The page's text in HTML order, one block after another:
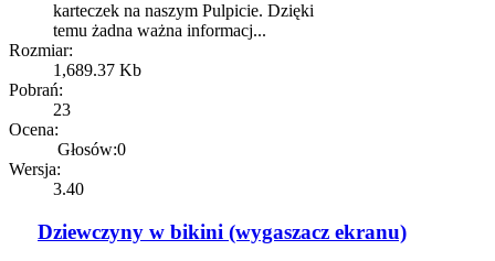
karteczek na naszym Pulpicie. Dzięki
temu żadna ważna informacj...
Rozmiar:
1,689.37 Kb
Pobrań:
23
Ocena:
Głosów:0
Wersja:
3.40
Dziewczyny w bikini (wygaszacz ekranu)